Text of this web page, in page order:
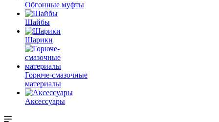
Обгонные муфты
Шайбы
Шарики
Горюче-смазочные
материалы
Аксессуары